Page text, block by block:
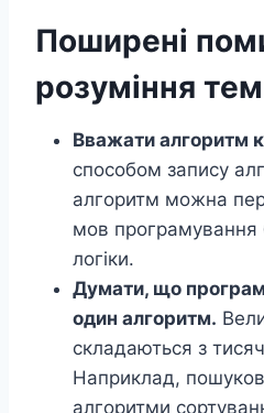
Поширені
розуміння
Вважати алгоритм
способом запису
алгоритм можна
мов програмування
логіки.
Думати, що
один алгоритм.
складаються з
Наприклад,
алгоритми